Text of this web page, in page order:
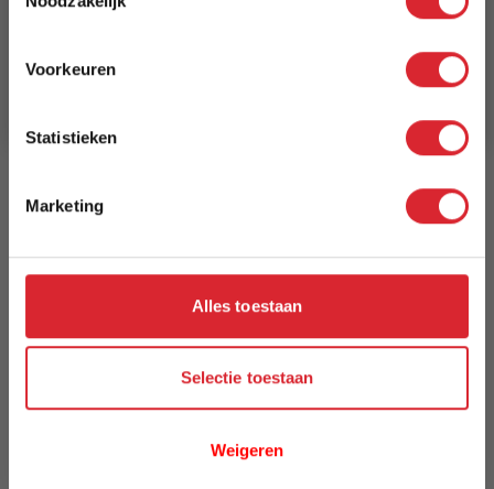
Voorkeuren
Statistieken
Marketing
Alles toestaan
Selectie toestaan
Weigeren
Schrijf uw eigen review
Breedte
Model